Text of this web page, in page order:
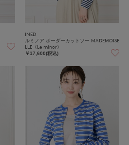
INED
ルミノア ボーダーカットソー MADEMOISE
LLE《Le minor》
￥17,600(税込)